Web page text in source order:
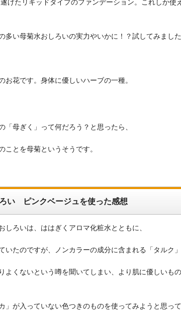
げたリキッドタイプのファンデーション。これしか使
多い母菊水おしろいの実力やいかに！？試してみまし
お花です。身体に優しいハーブの一種。
「母ぎく」って何だろう？と思ったら、
ことを母菊というそうです。
い ピンクベージュを使った感想
しろいは、ははぎくアロマ化粧水とともに、
いたのですが、ノンカラーの成分に含まれる「タルク
よくないという噂を聞いてしまい、より肌に優しいも
」が入っていない色つきのものを使ってみようと思っ